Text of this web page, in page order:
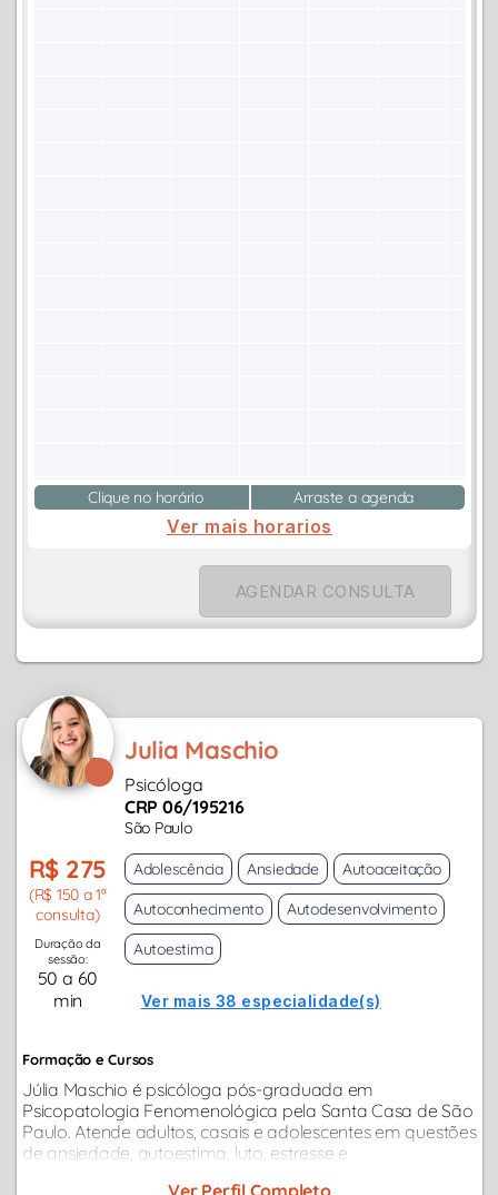
Clique no horário Arraste a agenda
Ver mais horarios
AGENDAR CONSULTA
Julia Maschio
Psicóloga
CRP 06/195216
São Paulo
R$ 275
(R$ 150 a 1ª
consulta)
Duração da
sessão:
50 a 60
min
Adolescência Ansiedade
Autoaceitação
Autoconhecimento
Autodesenvolvimento
Autoestima
Ver mais 38 especialidade(s)
Formação e Cursos
Júlia Maschio é psicóloga pós-graduada em
Psicopatologia Fenomenológica pela Santa Casa de São
Paulo. Atende adultos, casais e adolescentes em questões
de ansiedade, autoestima, luto, estresse e
Ver Perfil Completo